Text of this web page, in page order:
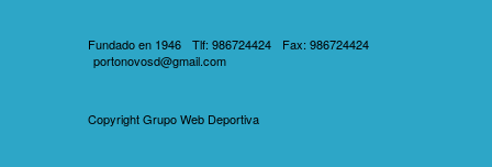
Fundado en 1946 Tlf: 986724424
Fax: 986724424
portonovosd@gmail.com
CopyrightGrupo Web Deportiva